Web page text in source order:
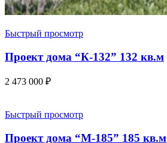
Быстрый просмотр
Проект дома “К-132” 132 кв.м
2 473 000 ₽
Быстрый просмотр
Проект дома “М-185” 185 кв.м